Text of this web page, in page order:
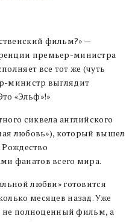
фильм?» —
премьер-министра
все тот же (чуть
министр выглядит
«Эльф»!»
сиквела английского
любовь»), который вышел
Рождество
фанатов всего мира.
любви» готовится
месяцев назад. Уже
не полноценный фильм, а